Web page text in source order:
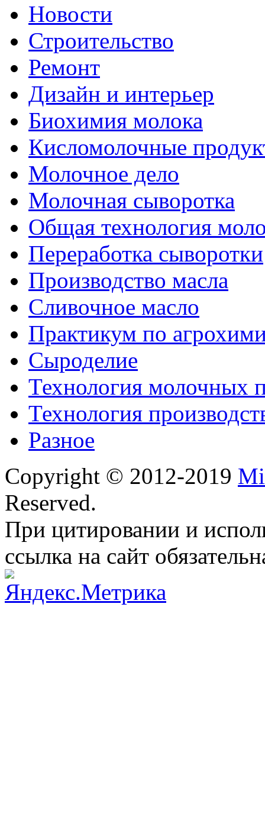
Новости
Строительство
Ремонт
Дизайн и интерьер
Биохимия молока
Кисломолочные
Молочное дело
Молочная сыворотка
Общая технология
Переработка сыворотки
Производство масла
Сливочное масло
Практикум по
Сыроделие
Технология молочных
Технология
Разное
Copyright © 2012-2019
Reserved.
При цитировании и
ссылка на сайт